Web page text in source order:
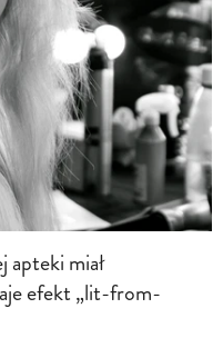
apteki miał
efekt „lit-from-